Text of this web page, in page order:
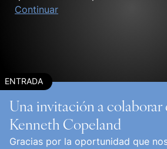
Continuar
ENTRADA
Una invitación a colaborar
Kenneth Copeland
Gracias por la oportunidad que